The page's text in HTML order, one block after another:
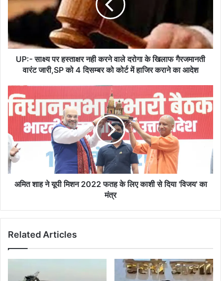
करने
दरोगा
के
खिलाफ
गैरजमानती
जारी,SP
को
दिसम्बर
कोर्ट
में
हाजिर
कराने
UP:- साक्ष्य पर हस्ताक्षर नही करने वाले दरोगा के खिलाफ गैरजमानती
वारंट जारी,SP को 4 दिसम्बर को कोर्ट में हाजिर कराने का आदेश
शाह
2022
फतह
के
लिए
काशी
'विजय'
मंत्र
अमित शाह ने यूपी मिशन 2022 फतह के लिए काशी से दिया 'विजय' का
मंत्र
Related Articles